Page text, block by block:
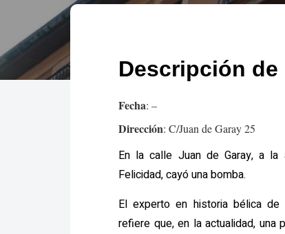
Descripción
Fecha: –
Dirección: C/Juan de Garay 25
En la calle Juan de Garay, a
Felicidad, cayó una bomba.
El experto en historia bélica de
refiere que, en la actualidad, una